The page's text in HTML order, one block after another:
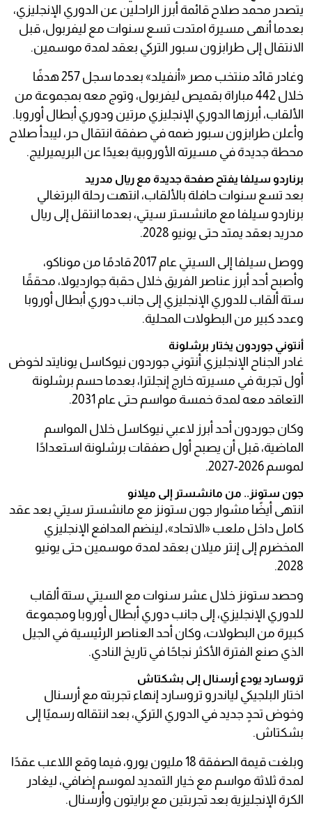
يتصدر محمد صلاح قائمة أبرز الراحلين عن الدوري الإنجليزي،
بعدما أنهى مسيرة امتدت تسع سنوات مع ليفربول، قبل
الانتقال إلى طرابزون سبور التركي بعقد لمدة موسمين.
وغادر قائد منتخب مصر «أنفيلد» بعدما سجل 257 هدفًا
خلال 442 مباراة بقميص ليفربول، وتوج معه بمجموعة من
الألقاب، أبرزها الدوري الإنجليزي مرتين ودوري أبطال أوروبا.
وأعلن طرابزون سبور ضمه في صفقة انتقال حر، ليبدأ صلاح
محطة جديدة في مسيرته الأوروبية بعيدًا عن البريميرليج.
برناردو سيلفا يفتح صفحة جديدة مع ريال مدريد
بعد تسع سنوات حافلة بالألقاب، انتهت رحلة البرتغالي
برناردو سيلفا مع مانشستر سيتي، بعدما انتقل إلى ريال
مدريد بعقد يمتد حتى يونيو 2028.
ووصل سيلفا إلى السيتي عام 2017 قادمًا من موناكو،
وأصبح أحد أبرز عناصر الفريق خلال حقبة جوارديولا، محققًا
ستة ألقاب للدوري الإنجليزي إلى جانب دوري أبطال أوروبا
وعدد كبير من البطولات المحلية.
أنتوني جوردون يختار برشلونة
غادر الجناح الإنجليزي أنتوني جوردون نيوكاسل يونايتد لخوض
أول تجربة في مسيرته خارج إنجلترا، بعدما حسم برشلونة
التعاقد معه لمدة خمسة مواسم حتى عام 2031.
وكان جوردون أحد أبرز لاعبي نيوكاسل خلال المواسم
الماضية، قبل أن يصبح أول صفقات برشلونة استعدادًا
لموسم 2026-2027.
جون ستونز.. من مانشستر إلى ميلانو
انتهى أيضًا مشوار جون ستونز مع مانشستر سيتي بعد عقد
كامل داخل ملعب «الاتحاد»، لينضم المدافع الإنجليزي
المخضرم إلى إنتر ميلان بعقد لمدة موسمين حتى يونيو
2028.
وحصد ستونز خلال عشر سنوات مع السيتي ستة ألقاب
للدوري الإنجليزي، إلى جانب دوري أبطال أوروبا ومجموعة
كبيرة من البطولات، وكان أحد العناصر الرئيسية في الجيل
الذي صنع الفترة الأكثر نجاحًا في تاريخ النادي.
تروسارد يودع أرسنال إلى بشكتاش
اختار البلجيكي لياندرو تروسارد إنهاء تجربته مع أرسنال
وخوض تحدٍ جديد في الدوري التركي، بعد انتقاله رسميًا إلى
بشكتاش.
وبلغت قيمة الصفقة 18 مليون يورو، فيما وقع اللاعب عقدًا
لمدة ثلاثة مواسم مع خيار التمديد لموسم إضافي، ليغادر
الكرة الإنجليزية بعد تجربتين مع برايتون وأرسنال.